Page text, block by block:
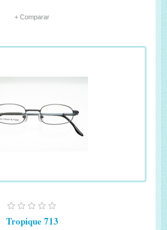
+ Comparar
Tropique 713